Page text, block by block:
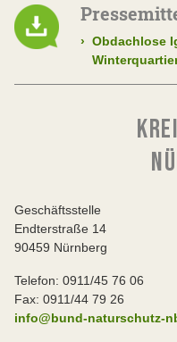
› Obdachlose
Geschäftsstelle
Endterstraße 14
90459 Nürnberg
Telefon: 0911/45 76 06
Fax: 0911/44 79 26
info@bund-naturschutz-